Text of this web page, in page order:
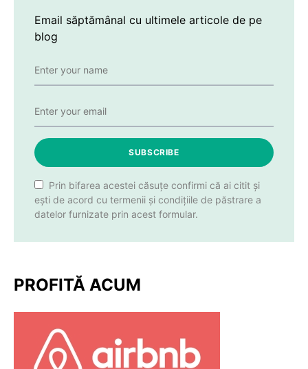
Email săptămânal cu ultimele articole de pe
blog
SUBSCRIBE
Prin bifarea acestei căsuțe confirmi că ai citit și
ești de acord cu termenii și condițiile de păstrare a
datelor furnizate prin acest formular.
PROFITĂ ACUM